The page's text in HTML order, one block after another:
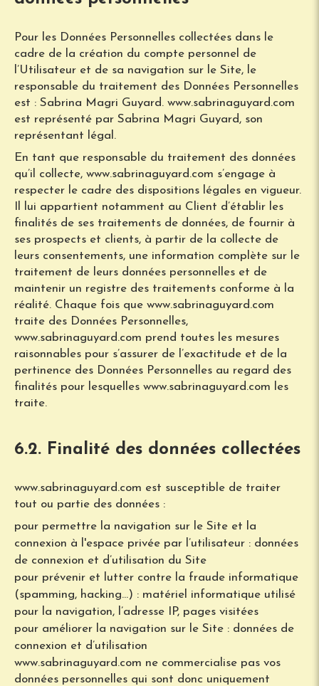
Pour les Données Personnelles collectées dans le
cadre de la création du compte personnel de
l’Utilisateur et de sa navigation sur le Site, le
responsable du traitement des Données Personnelles
est : Sabrina Magri Guyard. www.sabrinaguyard.com
est représenté par Sabrina Magri Guyard, son
représentant légal.
En tant que responsable du traitement des données
qu’il collecte, www.sabrinaguyard.com s’engage à
respecter le cadre des dispositions légales en vigueur.
Il lui appartient notamment au Client d’établir les
finalités de ses traitements de données, de fournir à
ses prospects et clients, à partir de la collecte de
leurs consentements, une information complète sur le
traitement de leurs données personnelles et de
maintenir un registre des traitements conforme à la
réalité. Chaque fois que www.sabrinaguyard.com
traite des Données Personnelles,
www.sabrinaguyard.com prend toutes les mesures
raisonnables pour s’assurer de l’exactitude et de la
pertinence des Données Personnelles au regard des
finalités pour lesquelles www.sabrinaguyard.com les
traite.
6.2. Finalité des données collectées
www.sabrinaguyard.com est susceptible de traiter
tout ou partie des données :
pour permettre la navigation sur le Site et la
connexion à l'espace privée par l’utilisateur : données
de connexion et d’utilisation du Site
pour prévenir et lutter contre la fraude informatique
(spamming, hacking…) : matériel informatique utilisé
pour la navigation, l’adresse IP, pages visitées
pour améliorer la navigation sur le Site : données de
connexion et d’utilisation
www.sabrinaguyard.com ne commercialise pas vos
données personnelles qui sont donc uniquement